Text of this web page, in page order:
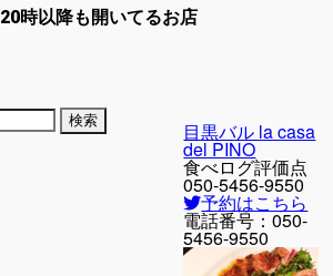
20時以降も開いてるお店
目黒バル la casa
del PINO
食べログ評価点
050-5456-9550
予約はこちら
電話番号：050-
5456-9550